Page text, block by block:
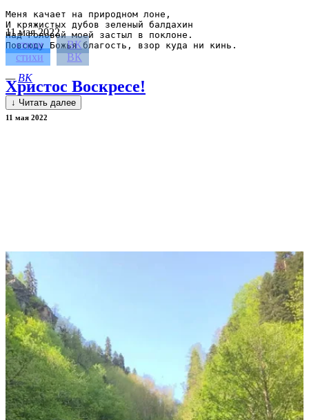
Меня качает на природном лоне,
И кряжистых дубов зеленый балдахин
Над головой моей застыл в поклоне.
Повсюду Божья благость, взор куда ни кинь.
— ВК
↓ Читать далее
11 мая 2022
стихи
ВК
стихи
ВК
Христос Воскресе!
11 мая 2022